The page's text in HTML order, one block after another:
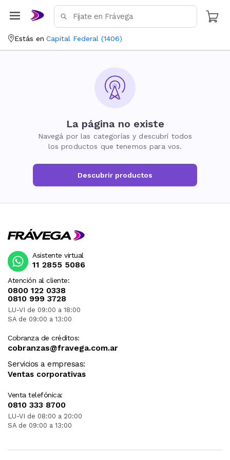
Estás en Capital Federal (1406)
La página no existe
Navegá por las categorías y descubrí todos
los productos que tenemos para vos.
Descubrir productos
Atención al cliente:
0800 122 0338
0810 999 3728
LU-VI de 09:00 a 18:00
SA de 09:00 a 13:00
Cobranza de créditos:
cobranzas@fravega.com.ar
Servicios a empresas:
Ventas corporativas
Venta telefónica:
0810 333 8700
LU-VI de 08:00 a 20:00
SA de 09:00 a 13:00
Asistente virtual
11 2855 5086